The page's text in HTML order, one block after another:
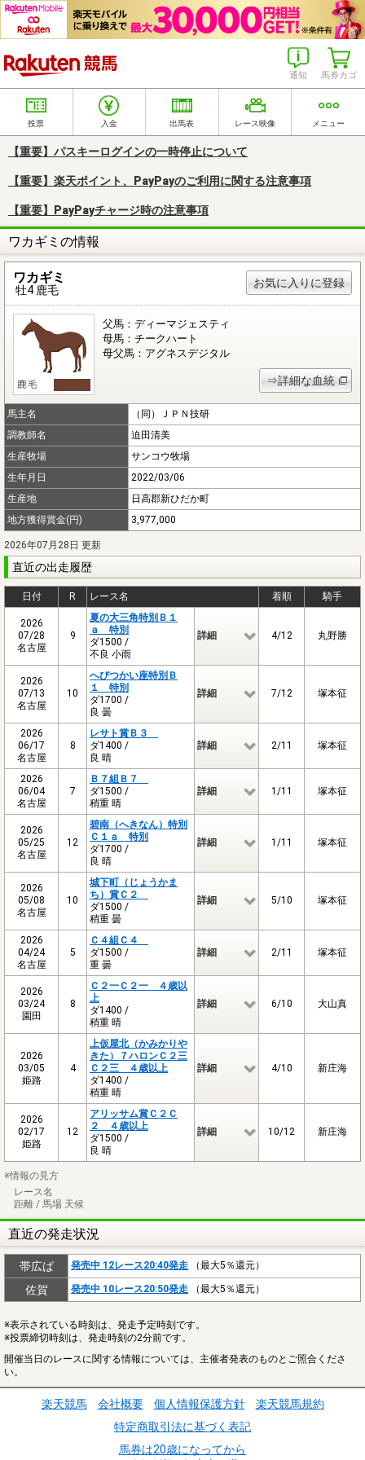
馬券カゴ
通知
投票 入金 出馬表 レース映像 メニュー
【重要】パスキーログインの一時停止について
【重要】楽天ポイント、PayPayのご利用に関する注意事項
【重要】PayPayチャージ時の注意事項
ワカギミの情報
ワカギミ
牡4 鹿毛
お気に入りに登録
父馬：ディーマジェスティ
母馬：チークハート
母父馬：アグネスデジタル
⇒詳細な血統
馬主名
（同）ＪＰＮ技研
調教師名
迫田清美
生産牧場
サンコウ牧場
生年月日
2022/03/06
生産地
日高郡新ひだか町
地方獲得賞金(円)
3,977,000
2026年07月28日 更新
直近の出走履歴
日付 R レース名 着順 騎手
2026
07/28
名古屋
9
夏の大三角特別Ｂ１
ａ 特別
ダ1500 /
不良 小雨
詳細 4/12 丸野勝
2026
07/13
名古屋
10
へびつかい座特別Ｂ
１ 特別
ダ1700 /
良 曇
詳細 7/12 塚本征
2026
06/17
名古屋
8
レサト賞Ｂ３
ダ1400 /
良 晴
詳細 2/11 塚本征
2026
06/04
名古屋
7
Ｂ７組Ｂ７
ダ1500 /
稍重 晴
詳細 1/11 塚本征
2026
05/25
名古屋
12
碧南（へきなん）特別
Ｃ１ａ 特別
ダ1700 /
良 晴
詳細 1/11 塚本征
2026
05/08
名古屋
10
城下町（じょうかま
ち）賞Ｃ２
ダ1500 /
稍重 曇
詳細 5/10 塚本征
2026
04/24
名古屋
5
Ｃ４組Ｃ４
ダ1500 /
重 曇
詳細 2/11 塚本征
2026
03/24
園田
8
Ｃ２一Ｃ２一 ４歳以
上
ダ1400 /
稍重 晴
詳細 6/10 大山真
2026
03/05
姫路
4
上仮屋北（かみかりや
きた）７ハロンＣ２三
Ｃ２三 ４歳以上
ダ1400 /
稍重 晴
詳細 4/10 新庄海
2026
02/17
姫路
12
アリッサム賞Ｃ２Ｃ
２ ４歳以上
ダ1500 /
良 晴
詳細 10/12 新庄海
※情報の見方
レース名
距離 / 馬場 天候
直近の発走状況
帯広ば 発売中 12レース20:40発走 （最大5％還元）
佐賀 発売中 10レース20:50発走 （最大5％還元）
※表示されている時刻は、発走予定時刻です。
※投票締切時刻は、発走時刻の2分前です。
開催当日のレースに関する情報については、主催者発表のものとご照合くださ
い。
楽天競馬 会社概要 個人情報保護方針
楽天競馬規約
特定商取引法に基づく表記
馬券は20歳になってから